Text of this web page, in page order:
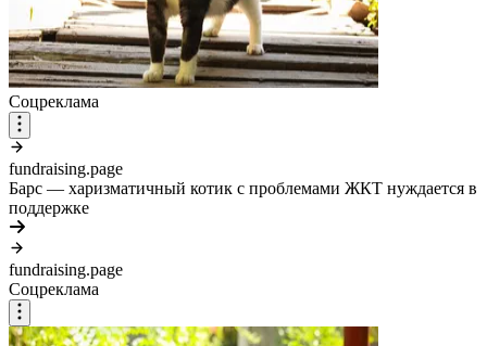
Соцреклама
fundraising.page
Барс — харизматичный котик с проблемами ЖКТ нуждается в
поддержке
fundraising.page
Соцреклама